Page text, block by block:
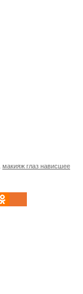
макияж глаз нависшее